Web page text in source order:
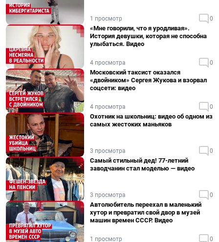
1 просмотр 0
«Мне говорили, что я уродливая».
История девушки, которая не способна
улыбаться. Видео
4 просмотра 0
Московский таксист оказался
«двойником» Сергея Жукова и взорвал
соцсети: видео
4 просмотра 0
Охотник на школьниц: видео об одном из
самых жестоких маньяков
3 просмотра 0
Самый стильный дед! 77-летний
заводчанин стал моделью — видео
3 просмотра 0
Автолюбитель переехал в маленький
хутор и превратил свой двор в музей
машин времен СССР. Видео
1 просмотр 0